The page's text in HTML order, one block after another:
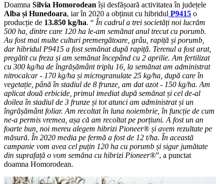
Doamna Silvia Homorodeanîși desfășoară activitatea în județele
Alba și Hunedoara, iar în 2020 a obținut cu hibridul P9415 o
producție de 13.850 kg/ha. “ În cadrul a trei societăți noi lucrăm
500 ha, dintre care 120 ha le-am semănat anul trecut cu porumb.
Au fost mai multe culturi premergătoare, grâu, rapiță și porumb,
dar hibridul P9415 a fost semănat după rapiță. Terenul a fost arat,
pregătit cu freza și am semănat începând cu 2 aprilie. Am fertilizat
cu 300 kg/ha de îngrășământ triplu 16, la semănat am administrat
nitrocalcar - 170 kg/ha și microgranulate 25 kg/ha, după care în
vegetație, până în stadiul de 8 frunze, am dat azot - 150 kg/ha. Am
aplicat două erbicide, primul imediat după semănat și cel de-al
doilea în stadiul de 3 frunze și tot atunci am administrat și un
îngrășământ foliar. Am recoltat în luna noiembrie, în funcție de cum
ne-a permis vremea, așa că am recoltat pe porțiuni. A fost un an
foarte bun, noi mereu alegem hibrizi Pioneer® și avem rezultate pe
măsură. În 2020 media pe fermă a fost de 12 t/ha. În această
campanie vom avea cel puțin 120 ha cu porumb și sigur jumătate
din suprafață o vom semăna cu hibrizi Pioneer®”, a punctat
doamna Homorodean.